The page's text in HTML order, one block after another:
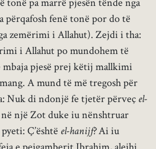
fenë tonë por do të
zemërimi i Allahut). Zejdi i tha:
i Allahut po mundohem të
mbaja pjesë prej këtij mallkimi
A mund të më tregosh për
Nuk di ndonjë fe tjetër përveç el-
një Zot duke iu nënshtruar
Ç’është el-hanijf?Ai iu